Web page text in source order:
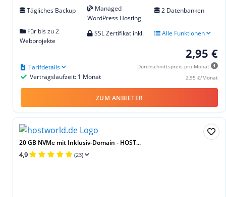
Tägliches Backup
Managed
WordPress Hosting
2 Datenbanken
Für bis zu 2
Webprojekte
SSL Zertifikat inkl. Alle Funktionen
2,95 €
Durchschnittspreis pro Monat
2,95 €/Monat
Vertragslaufzeit: 1 Monat
Tarifdetails
ZUM ANBIETER
20 GB NVMe mit Inklusiv-Domain - HOST...
4,9 (23)